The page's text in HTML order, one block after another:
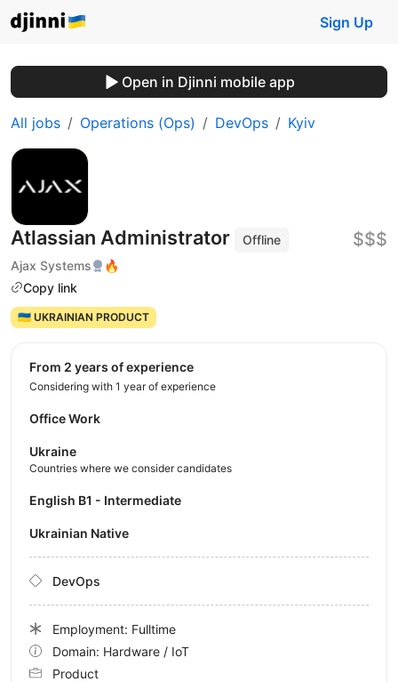
Sign Up
Open in Djinni mobile app
All jobs Operations (Ops) DevOps Kyiv
Atlassian Administrator
Offline
Ajax Systems
🔥
Copy link
$$$
🇺🇦 UKRAINIAN PRODUCT
from 2 years of experience
Considering with 1 year of experience
Office Work
Ukraine
Countries where we consider candidates
English B1 - Intermediate
Ukrainian Native
DevOps
Employment: Fulltime
Domain: Hardware / IoT
Product